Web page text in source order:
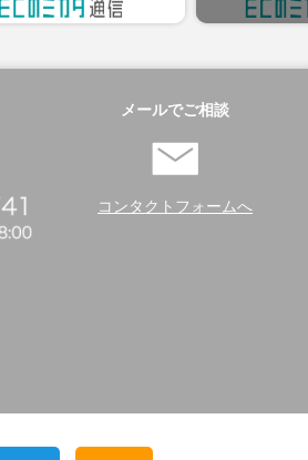
メールでご相談
コンタクトフォームへ